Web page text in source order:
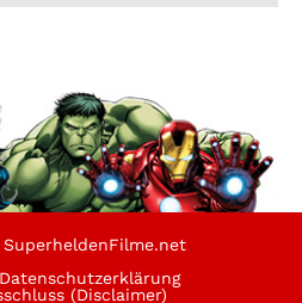
Datenschutzerklärung
(Disclaimer)